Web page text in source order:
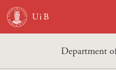
Skip to main content
Department